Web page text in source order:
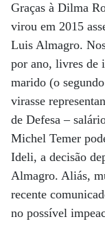
Graças à Dilma
virou em 2015
Luis Almagro.
por ano, livres de
marido (o
virasse
de Defesa –
Michel Temer
Ideli, a decisão
Almagro. Aliás,
recente
no possível